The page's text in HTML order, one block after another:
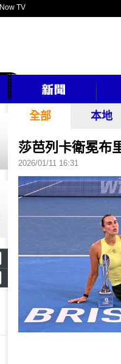
Now TV
全部 本地
莎芭列卡衛冕布
2026/01/11 16:31